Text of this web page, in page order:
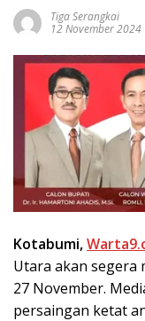
Tiga Serangkai
12 November 2024
Kotabumi,
Utara akan segera
27 November.
persaingan ketat